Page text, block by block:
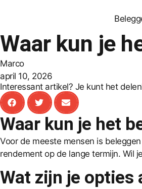
Waar kun je
Marco
april 10, 2026
Interessant artikel? Je kunt het
Waar kun je het
Voor de meeste mensen is
rendement op de lange termijn. Wil
Wat zijn je opties